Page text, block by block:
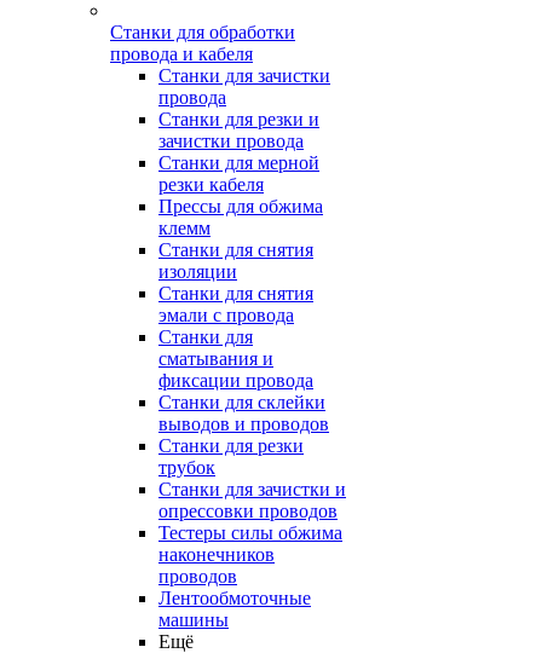
Станки для обработки
провода и кабеля
Станки для зачистки
провода
Станки для резки и
зачистки провода
Станки для мерной
резки кабеля
Прессы для обжима
клемм
Станки для снятия
изоляции
Станки для снятия
эмали с провода
Станки для
сматывания и
фиксации провода
Станки для склейки
выводов и проводов
Станки для резки
трубок
Станки для зачистки и
опрессовки проводов
Тестеры силы обжима
наконечников
проводов
Лентообмоточные
машины
Ещё